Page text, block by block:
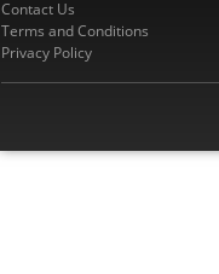
Contact Us
Terms and Conditions
Privacy Policy